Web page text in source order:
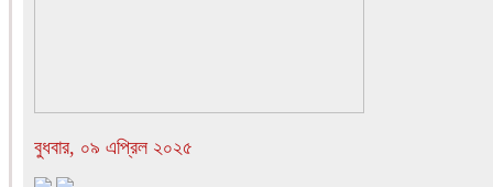
বুধবার, ০৯ এপ্রিল ২০২৫